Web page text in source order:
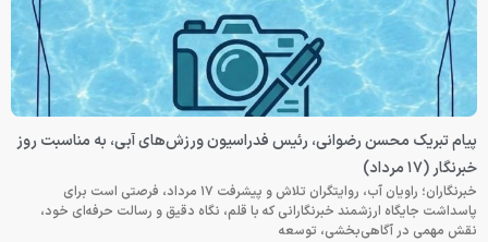
پیام تبریک محسن رضوانی، رئیس فدراسیون ورزش‌های آبی، به مناسبت روز
خبرنگار (۱۷ مرداد)
خبرنگاران؛ راویان آب، روایتگران تلاش و پیشرفت ۱۷ مرداد، فرصتی است برای
پاسداشت جایگاه ارزشمند خبرنگارانی که با قلم، نگاه دقیق و رسالت حرفه‌ای خود،
نقش مهمی در آگاهی‌بخشی، توسعه